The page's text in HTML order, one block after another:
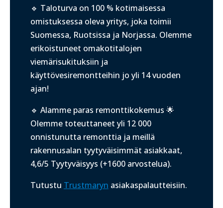
🔹 Taloturva on 100 % kotimaisessa
omistuksessa oleva yritys, joka toimii
Suomessa, Ruotsissa ja Norjassa. Olemme
erikoistuneet omakotitalojen
viemärisukituksiin ja
käyttövesiremontteihin jo yli 14 vuoden
ajan!
🔹 Alamme paras remonttikokemus 🌟
Olemme toteuttaneet yli 12 000
onnistunutta remonttia ja meillä
rakennusalan tyytyväisimmät asiakkaat,
4,6/5 Tyytyväisyys (+1600 arvostelua).
Tutustu Trustmaryn asiakaspalautteisiin.